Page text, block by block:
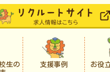
生の
支援事例 お役